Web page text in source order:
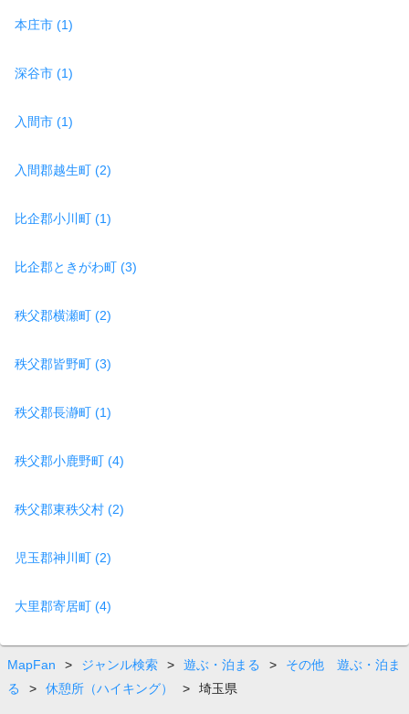
本庄市 (1)
深谷市 (1)
入間市 (1)
入間郡越生町 (2)
比企郡小川町 (1)
比企郡ときがわ町 (3)
秩父郡横瀬町 (2)
秩父郡皆野町 (3)
秩父郡長瀞町 (1)
秩父郡小鹿野町 (4)
秩父郡東秩父村 (2)
児玉郡神川町 (2)
大里郡寄居町 (4)
MapFan > ジャンル検索 > 遊ぶ・泊まる >
その他 遊ぶ・泊ま
る
> 休憩所（ハイキング） > 埼玉県